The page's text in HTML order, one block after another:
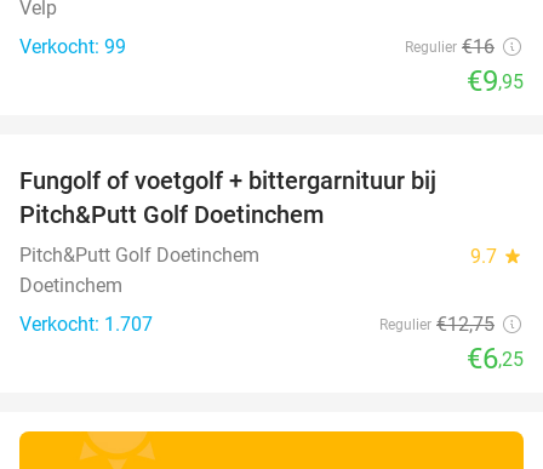
Velp
Verkocht: 99
Regulier €16
€9,95
Fungolf of voetgolf + bittergarnituur bij
Pitch&Putt Golf Doetinchem
Pitch&Putt Golf Doetinchem 9.7 star
Doetinchem
Verkocht: 1.707
Regulier €12,75
€6,25